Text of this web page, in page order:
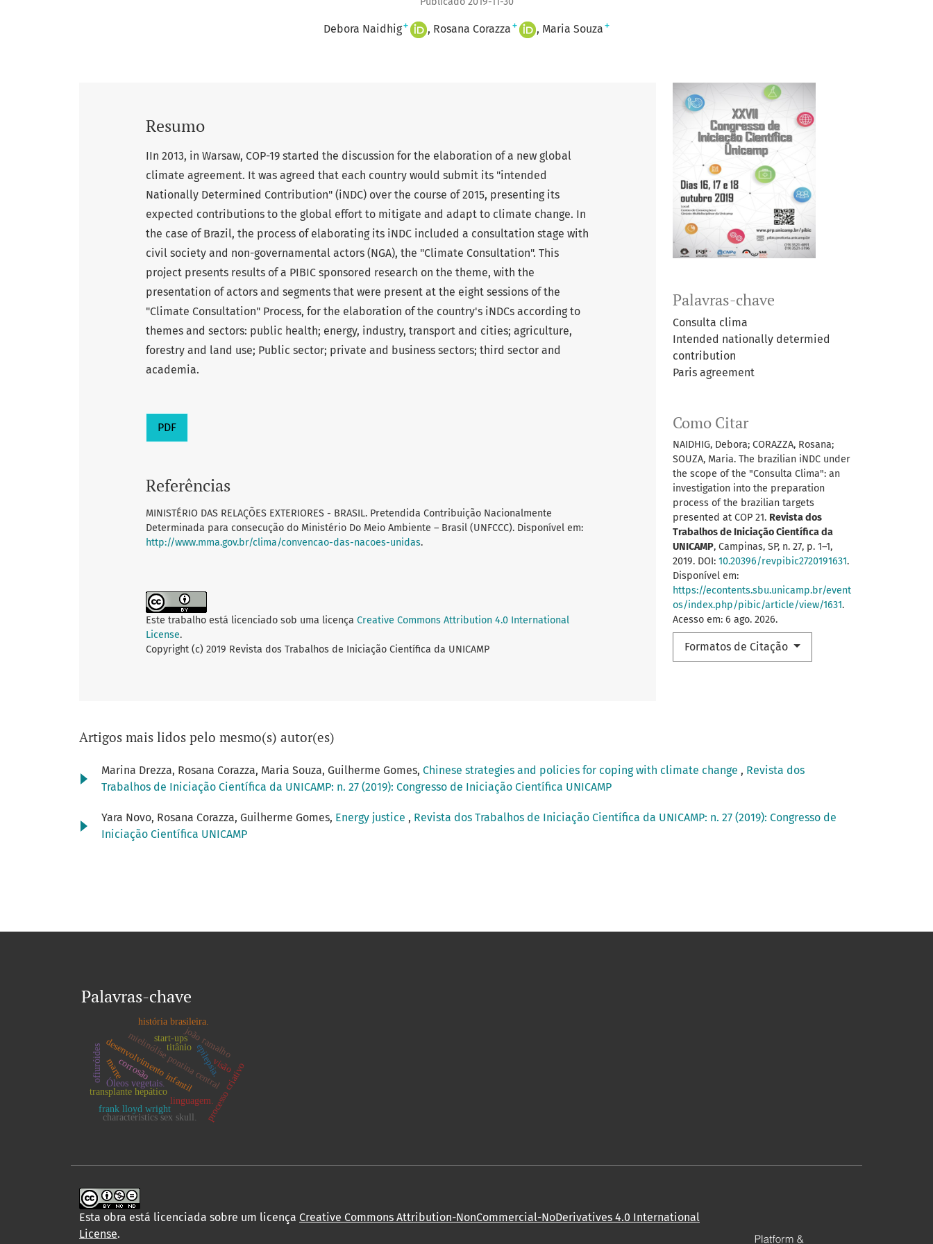
Debora Naidhig+ Rosana Corazza + Maria Souza +
Palavras-chave
Consulta clima
Intended nationally determied
contribution
Paris agreement
Como Citar
NAIDHIG, Debora; CORAZZA, Rosana;
SOUZA, Maria. The brazilian iNDC under
the scope of the "Consulta Clima": an
investigation into the preparation
process of the brazilian targets
presented at COP 21. Revista dos
Trabalhos de Iniciação Científica da
UNICAMP, Campinas, SP, n. 27, p. 1–1,
2019. DOI: 10.20396/revpibic2720191631.
Disponível em:
https://econtents.sbu.unicamp.br/event
os/index.php/pibic/article/view/1631.
Acesso em: 6 ago. 2026.
Formatos de Citação
Resumo
IIn 2013, in Warsaw, COP-19 started the discussion for the elaboration of a new global
climate agreement. It was agreed that each country would submit its "intended
Nationally Determined Contribution" (iNDC) over the course of 2015, presenting its
expected contributions to the global effort to mitigate and adapt to climate change. In
the case of Brazil, the process of elaborating its iNDC included a consultation stage with
civil society and non-governamental actors (NGA), the "Climate Consultation". This
project presents results of a PIBIC sponsored research on the theme, with the
presentation of actors and segments that were present at the eight sessions of the
"Climate Consultation" Process, for the elaboration of the country's iNDCs according to
themes and sectors: public health; energy, industry, transport and cities; agriculture,
forestry and land use; Public sector; private and business sectors; third sector and
academia.
PDF
Referências
MINISTÉRIO DAS RELAÇÕES EXTERIORES - BRASIL. Pretendida Contribuição Nacionalmente
Determinada para consecução do Ministério Do Meio Ambiente – Brasil (UNFCCC). Disponível em:
http://www.mma.gov.br/clima/convencao-das-nacoes-unidas.
Este trabalho está licenciado sob uma licença Creative Commons Attribution 4.0 International
License.
Copyright (c) 2019 Revista dos Trabalhos de Iniciação Científica da UNICAMP
Artigos mais lidos pelo mesmo(s) autor(es)
Marina Drezza, Rosana Corazza, Maria Souza, Guilherme Gomes, Chinese strategies and policies for coping with climate change , Revista dos
Trabalhos de Iniciação Científica da UNICAMP: n. 27 (2019): Congresso de Iniciação Científica UNICAMP
Yara Novo, Rosana Corazza, Guilherme Gomes, Energy justice , Revista dos Trabalhos de Iniciação Científica da UNICAMP: n. 27 (2019): Congresso de
Iniciação Científica UNICAMP
Palavras-chave
mielinólise pontina central
transplante hepático processo criativo
joão ramalho
história brasileira.
desenvolvimento infantil
linguagem.
ofiuróides epilepsia.
Óleos vegetais.
frank lloyd wright
titânio
corrosão
characteristics sex skull.
start-ups
marte visão
Esta obra está licenciada sobre um licença Creative Commons Attribution-NonCommercial-NoDerivatives 4.0 International
License.